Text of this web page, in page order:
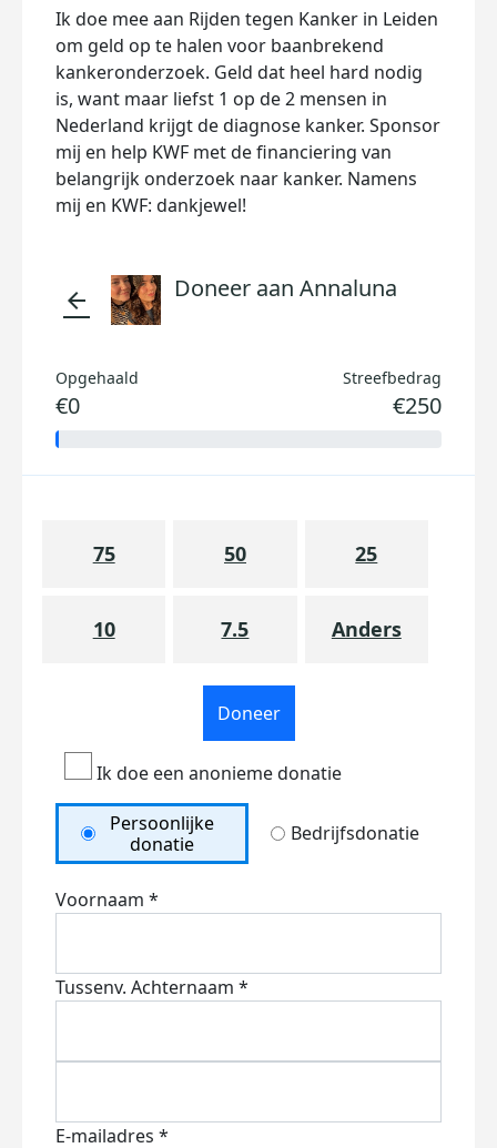
Ik doe mee aan Rijden tegen Kanker in Leiden
om geld op te halen voor baanbrekend
kankeronderzoek. Geld dat heel hard nodig
is, want maar liefst 1 op de 2 mensen in
Nederland krijgt de diagnose kanker. Sponsor
mij en help KWF met de financiering van
belangrijk onderzoek naar kanker. Namens
mij en KWF: dankjewel!
arrow_back Doneer aan Annaluna
Opgehaald
€0
Streefbedrag
€250
75 50 25
10 7.5 Anders
Doneer
Ik doe een anonieme donatie
Persoonlijke
donatie
Bedrijfsdonatie
Voornaam *
Tussenv. Achternaam *
E-mailadres *